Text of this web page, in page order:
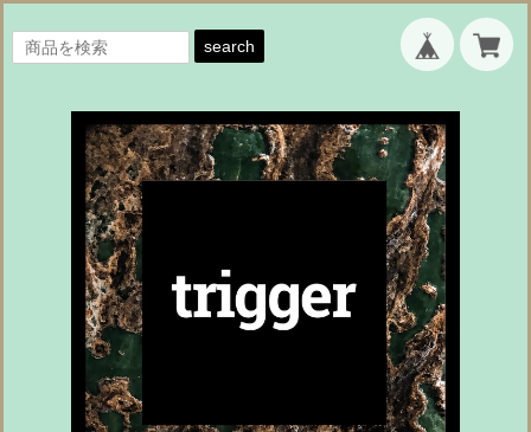
search